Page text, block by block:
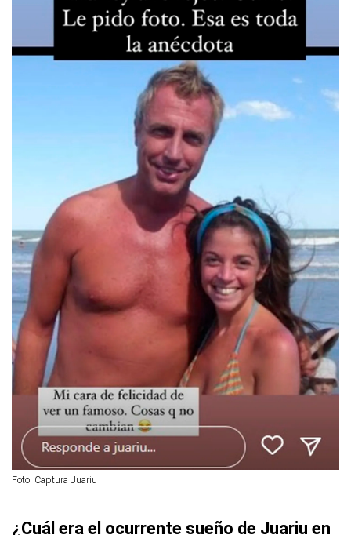
Foto: Captura Juariu
¿Cuál era el ocurrente sueño de Juariu en